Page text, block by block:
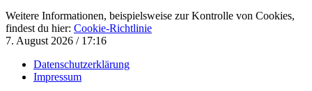
Weitere Informationen, beispielsweise zur Kontrolle von Cookies,
findest du hier: Cookie-Richtlinie
7. August 2026 / 17:16
Datenschutzerklärung
Impressum